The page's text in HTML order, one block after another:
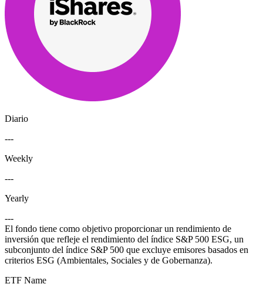
Diario
---
Weekly
---
Yearly
---
El fondo tiene como objetivo proporcionar un rendimiento de
inversión que refleje el rendimiento del índice S&P 500 ESG, un
subconjunto del índice S&P 500 que excluye emisores basados en
criterios ESG (Ambientales, Sociales y de Gobernanza).
ETF Name